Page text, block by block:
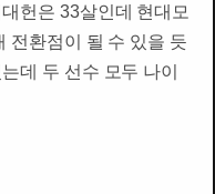
헌은 33살인데 현대모
전환점이 될 수 있을 듯
데 두 선수 모두 나이